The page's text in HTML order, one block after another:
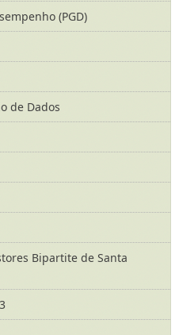
(PGD)
de Dados
Bipartite de Santa